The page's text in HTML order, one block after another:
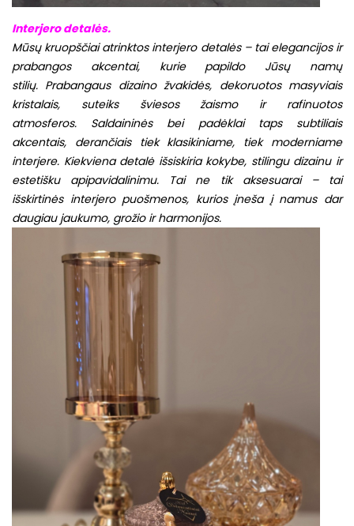
Interjero detalės.
Mūsų kruopščiai atrinktos interjero detalės – tai elegancijos ir
prabangos akcentai, kurie papildo Jūsų namų
stilių. Prabangaus dizaino žvakidės, dekoruotos masyviais
kristalais, suteiks šviesos žaismo ir rafinuotos
atmosferos. Saldaininės bei padėklai taps subtiliais
akcentais, derančiais tiek klasikiniame, tiek moderniame
interjere. Kiekviena detalė išsiskiria kokybe, stilingu dizainu ir
estetišku apipavidalinimu. Tai ne tik aksesuarai – tai
išskirtinės interjero puošmenos, kurios įneša į namus dar
daugiau jaukumo, grožio ir harmonijos.